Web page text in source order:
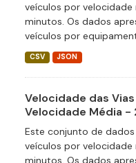
veículos por velocidade
minutos. Os dados
veículos por
CSV JSON
Velocidade das
Velocidade Média -
Este conjunto de
veículos por velocidade
minutos. Os dados